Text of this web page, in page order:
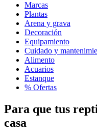
Marcas
Plantas
Arena y grava
Decoración
Equipamiento
Cuidado y
Alimento
Acuarios
Estanque
% Ofertas
Para que tus
casa